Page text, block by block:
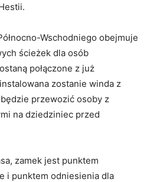
Wschodniego obejmuje
ścieżek dla osób
połączone z już
zostanie winda z
przewozić osoby z
na dziedziniec przed
zamek jest punktem
i punktem odniesienia dla